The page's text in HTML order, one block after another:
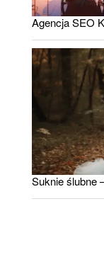
Agencja SEO
Suknie ślubne